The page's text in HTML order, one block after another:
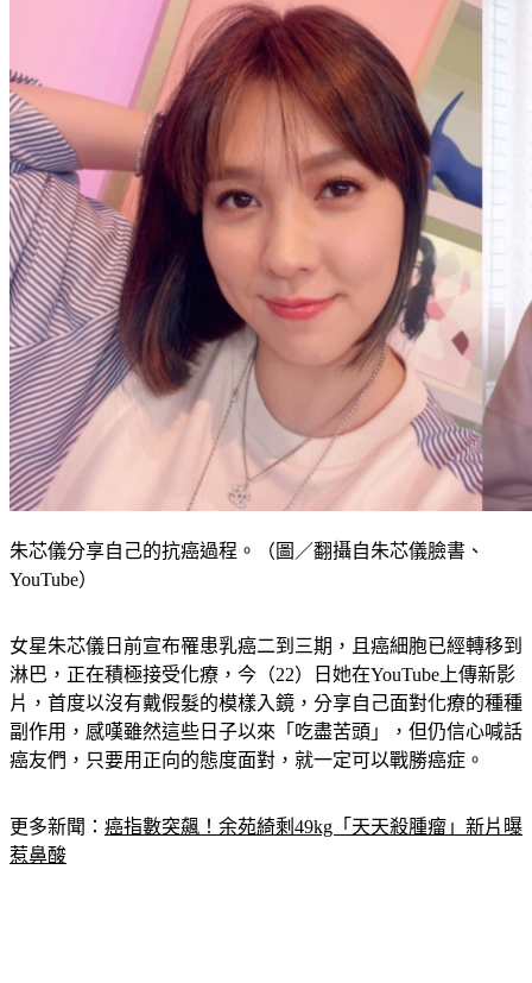
朱芯儀分享自己的抗癌過程。（圖／翻攝自朱芯儀臉書、
YouTube）
女星朱芯儀日前宣布罹患乳癌二到三期，且癌細胞已經轉移到
淋巴，正在積極接受化療，今（22）日她在YouTube上傳新影
片，首度以沒有戴假髮的模樣入鏡，分享自己面對化療的種種
副作用，感嘆雖然這些日子以來「吃盡苦頭」，但仍信心喊話
癌友們，只要用正向的態度面對，就一定可以戰勝癌症。
更多新聞： 癌指數突飆！余苑綺剩49kg「天天殺腫瘤」新片曝
惹鼻酸